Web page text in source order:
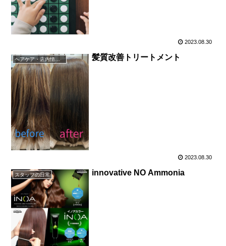
2023.08.30
ヘアケア・店内情報（キャンペーン以外）など 髪質改善トリートメント
2023.08.30
スタッフの日常 innovative NO Ammonia